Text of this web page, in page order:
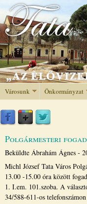
Városunk Önkormányzat
Polgármesteri
Beküldte Ábrahám Ágnes -
Michl József Tata Város
13.00 -15.00 óra között
1. I.em. 101.szoba. A
34/588-611-os